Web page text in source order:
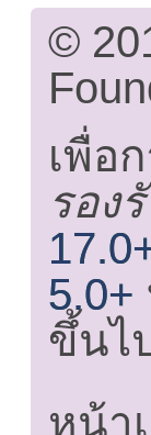
©
เพื่อ
รอง
5.0+
ขึ้นไ
หน้า